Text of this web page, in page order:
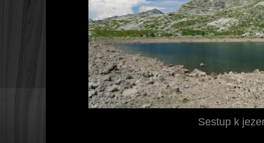
Sestup k